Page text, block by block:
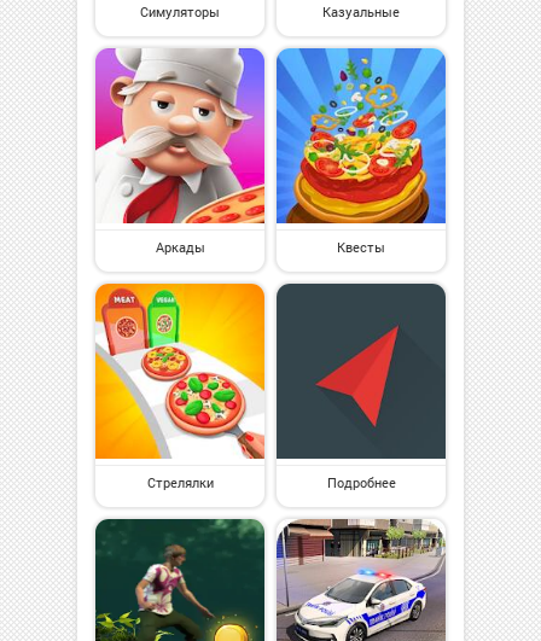
Симуляторы Казуальные
Аркады Квесты
Стрелялки Подробнее